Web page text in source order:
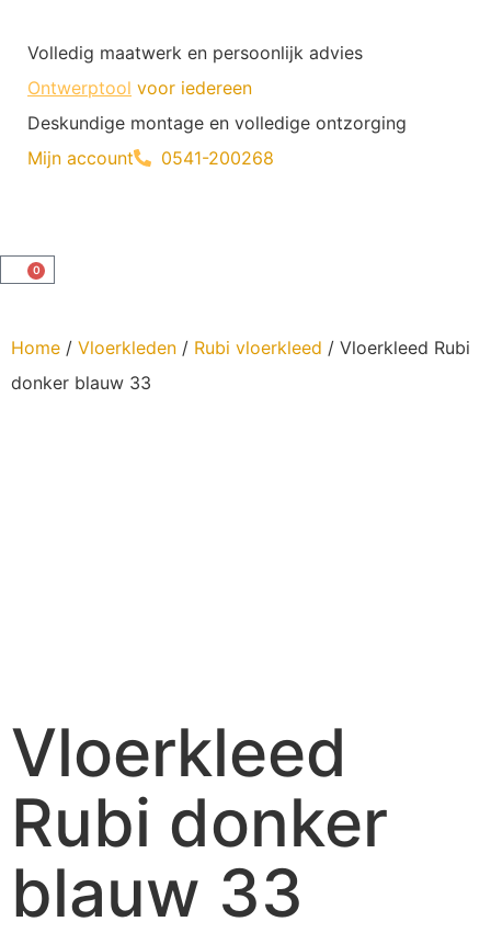
Volledig maatwerk en persoonlijk advies
Ontwerptool voor iedereen
Deskundige montage en volledige ontzorging
Mijn account
0541-200268
0
Home / Vloerkleden / Rubi vloerkleed / Vloerkleed Rubi
donker blauw 33
Vloerkleed
Rubi donker
blauw 33